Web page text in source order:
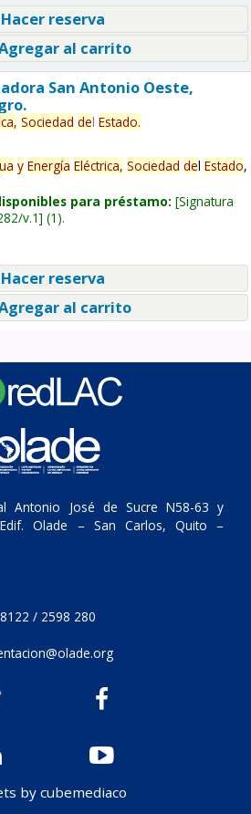
reserva
al carrito
San Antonio Oeste,
Sociedad del Estado.
y Energía Eléctrica, Sociedad del Estado,
para préstamo: Signatura
v.1 (1).
reserva
al carrito
Antonio José de Sucre N58-63 y
Olade – San Carlos, Quito –
/ 2598 280
by cubemediaco